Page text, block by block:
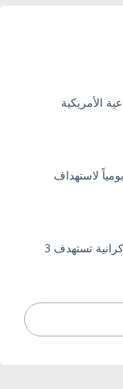
الأمريكية
لاستهداف
قوات الأنظمة غير المأهولة الأوكرانية تستهدف 3